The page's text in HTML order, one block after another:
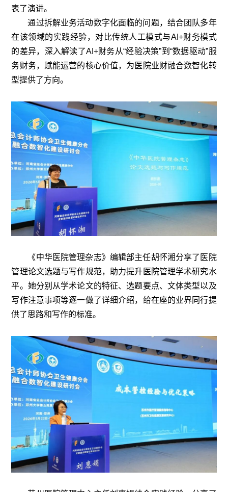
表了演讲。
通过拆解业务活动数字化面临的问题，结合团队多年
在该领域的实践经验，对比传统人工模式与AI+财务模式
的差异，深入解读了AI+财务从“经验决策”到“数据驱动”服
务财务，赋能运营的核心价值，为医院业财融合数智化转
型提供了方向。
《中华医院管理杂志》编辑部主任胡怀湘分享了医院
管理论文选题与写作规范，助力提升医院管理学术研究水
平。她分别从学术论文的特征、选题要点、文体类型以及
写作注意事项等逐一做了详细介绍，给在座的业界同行提
供了思路和写作的标准。